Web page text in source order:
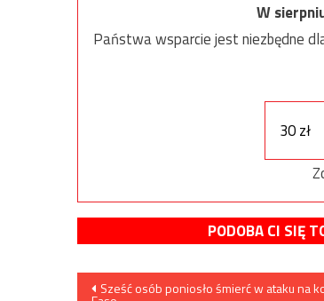
W
Państwa wsparcie jest niezbędne
30 zł
PODOBA CI SIĘ
Nawigacja
Sześć osób poniosło śmierć w ataku na